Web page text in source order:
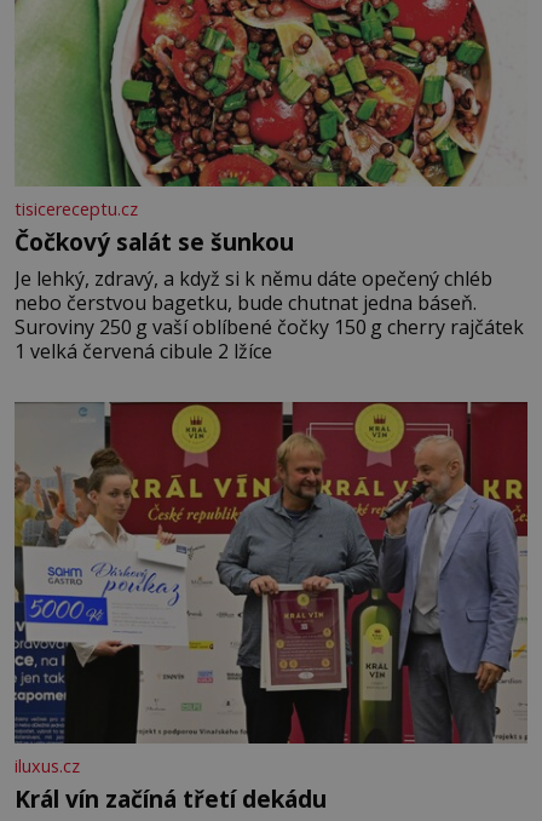
tisicereceptu.cz
Čočkový salát se šunkou
Je lehký, zdravý, a když si k němu dáte opečený chléb
nebo čerstvou bagetku, bude chutnat jedna báseň.
Suroviny 250 g vaší oblíbené čočky 150 g cherry rajčátek
1 velká červená cibule 2 lžíce
iluxus.cz
Král vín začíná třetí dekádu